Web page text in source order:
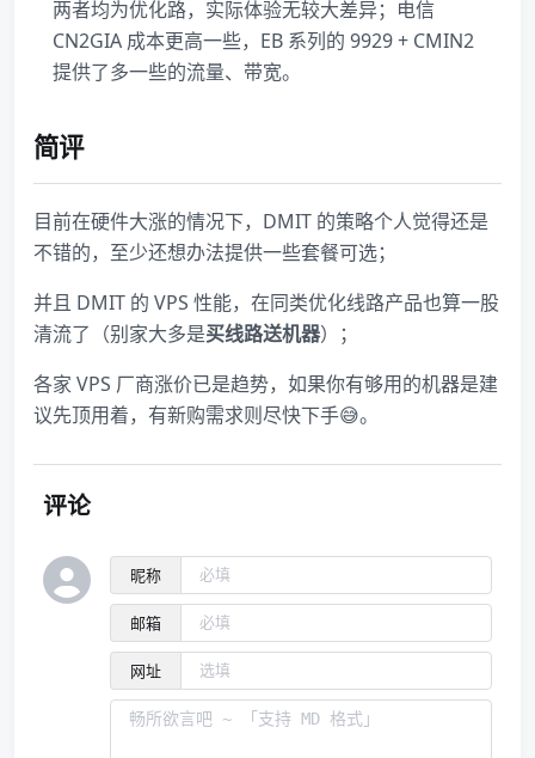
两者均为优化路，实际体验无较大差异；电信
CN2GIA 成本更高一些，EB 系列的 9929 + CMIN2
提供了多一些的流量、带宽。
简评
目前在硬件大涨的情况下，DMIT 的策略个人觉得还是
不错的，至少还想办法提供一些套餐可选；
并且 DMIT 的 VPS 性能，在同类优化线路产品也算一股
清流了（别家大多是买线路送机器）；
各家 VPS 厂商涨价已是趋势，如果你有够用的机器是建
议先顶用着，有新购需求则尽快下手😅。
评论
昵称
邮箱
网址